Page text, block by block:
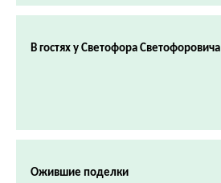
В гостях у Светофора Светофоровича
Ожившие поделки